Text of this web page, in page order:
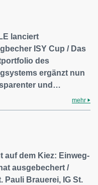
lanciert
ISY Cup / Das
des
ergänzt nun
und…
mehr
auf dem Kiez: Einweg-
ausgebechert /
Pauli Brauerei, IG St.